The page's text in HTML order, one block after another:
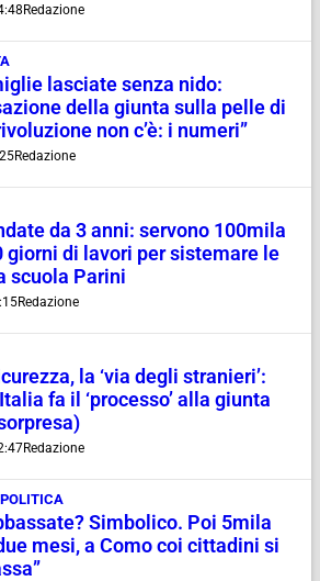
Redazione
lasciate senza nido:
della giunta sulla pelle di
non c’è: i numeri”
Redazione
da 3 anni: servono 100mila
giorni di lavori per sistemare le
scuola Parini
Redazione
la ‘via degli stranieri’:
fa il ‘processo’ alla giunta
Redazione
POLITICA
Simbolico. Poi 5mila
mesi, a Como coi cittadini si